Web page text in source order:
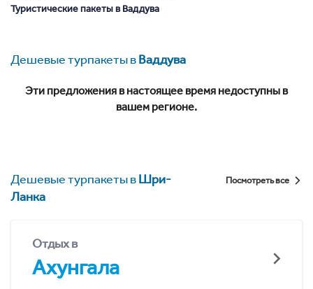
Туристические пакеты в Ваддува
Дешевые турпакеты вВаддува
Эти предложения в настоящее время недоступны в
вашем регионе.
Дешевые турпакеты вШри-
Ланка
Посмотреть все
Отдых в
Ахунгала